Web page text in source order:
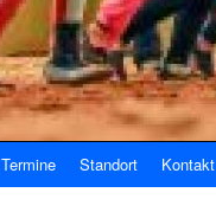
Termine Standort Kontakt